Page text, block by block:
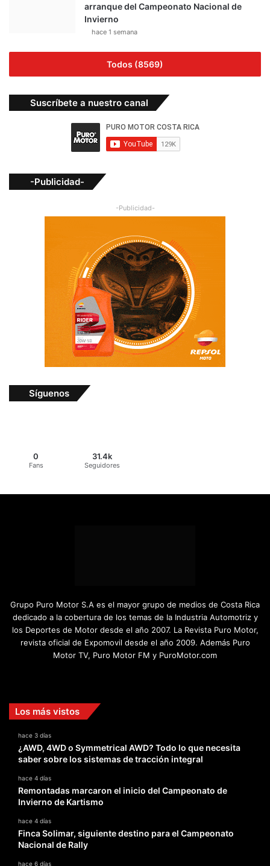
arranque del Campeonato Nacional de
Invierno
hace 1 semana
Todos (8569)
Suscríbete a nuestro canal
-Publicidad-
-Publicidad-
Síguenos
0
Fans
31.4k
Seguidores
Grupo Puro Motor S.A es el mayor grupo de medios de Costa Rica
dedicado a la cobertura de los temas de la Industria Automotriz y
los Deportes de Motor desde el año 2007. La Revista Puro Motor,
revista oficial de Expomovil desde el año 2009. Además Puro
Motor TV, Puro Motor FM y PuroMotor.com
Los más vistos
hace 3 días
¿AWD, 4WD o Symmetrical AWD? Todo lo que necesita
saber sobre los sistemas de tracción integral
hace 4 días
Remontadas marcaron el inicio del Campeonato de
Invierno de Kartismo
hace 4 días
Finca Solimar, siguiente destino para el Campeonato
Nacional de Rally
hace 6 días